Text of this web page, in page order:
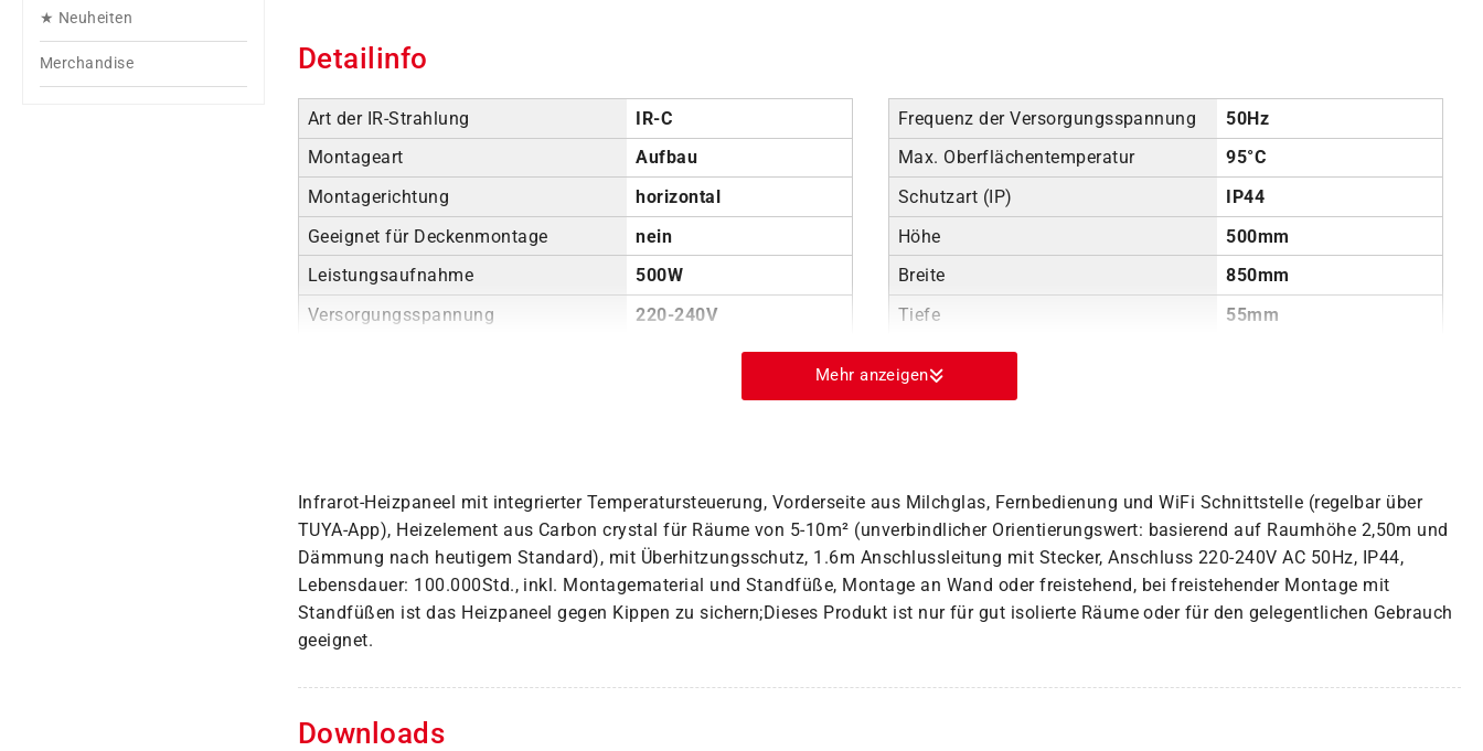
★ Neuheiten
Merchandise Detailinfo
Art der IR-Strahlung
IR-C
Montageart
Aufbau
Montagerichtung
horizontal
Geeignet für Deckenmontage
nein
Leistungsaufnahme
500W
Versorgungsspannung
220-240V
Frequenz der Versorgungsspannung
50Hz
Max. Oberflächentemperatur
95°C
Schutzart (IP)
IP44
Höhe
500mm
Breite
850mm
Tiefe
55mm
Mehr anzeigen
Infrarot-Heizpaneel mit integrierter Temperatursteuerung, Vorderseite aus Milchglas, Fernbedienung und WiFi Schnittstelle (regelbar über
TUYA-App), Heizelement aus Carbon crystal für Räume von 5-10m² (unverbindlicher Orientierungswert: basierend auf Raumhöhe 2,50m und
Dämmung nach heutigem Standard), mit Überhitzungsschutz, 1.6m Anschlussleitung mit Stecker, Anschluss 220-240V AC 50Hz, IP44,
Lebensdauer: 100.000Std., inkl. Montagematerial und Standfüße, Montage an Wand oder freistehend, bei freistehender Montage mit
Standfüßen ist das Heizpaneel gegen Kippen zu sichern;Dieses Produkt ist nur für gut isolierte Räume oder für den gelegentlichen Gebrauch
geeignet.
Downloads